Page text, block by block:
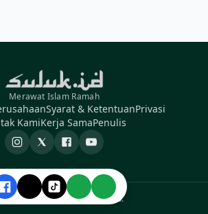
Merawat Islam Ramah
Syarat & KetentuanPrivasi
KamiKerja SamaPenulis
Instagram
X FacebookYouTube
Suluk ID. All rights reserved.